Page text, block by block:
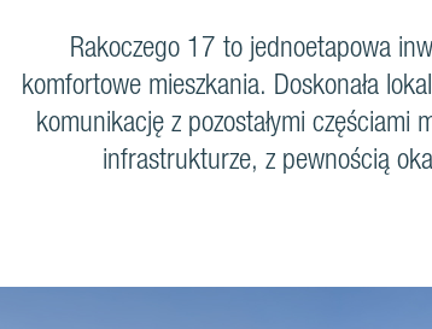
Rakoczego 17 to jednoetapowa
komfortowe mieszkania. Doskonała
komunikację z pozostałymi
infrastrukturze, z pewnością